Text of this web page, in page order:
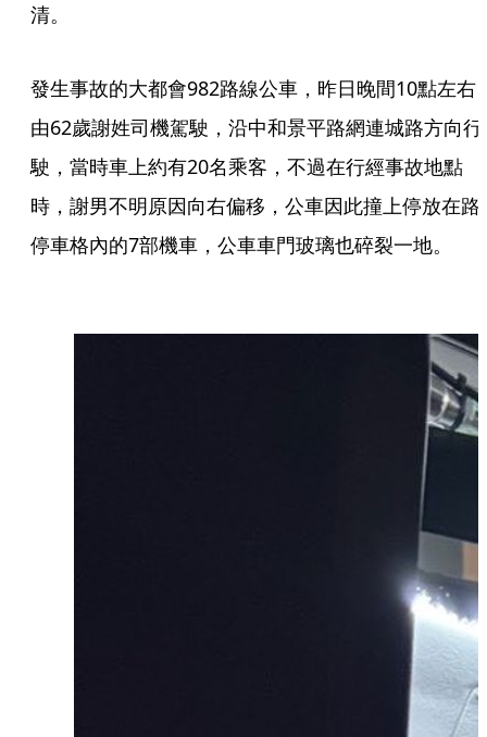
清。
發生事故的大都會982路線公車，昨日晚間10點左右
由62歲謝姓司機駕駛，沿中和景平路網連城路方向行
駛，當時車上約有20名乘客，不過在行經事故地點
時，謝男不明原因向右偏移，公車因此撞上停放在路
停車格內的7部機車，公車車門玻璃也碎裂一地。